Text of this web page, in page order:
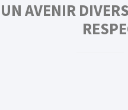
UN AVENIR